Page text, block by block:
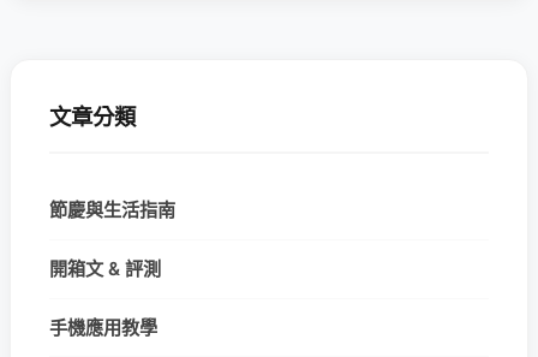
文章分類
節慶與生活指南
開箱文 & 評測
手機應用教學